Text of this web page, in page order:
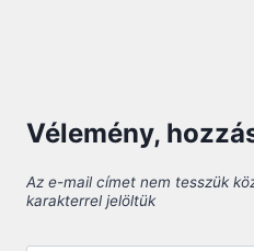
Vélemény,
Az e-mail címet nem tesszük
karakterrel jelöltük